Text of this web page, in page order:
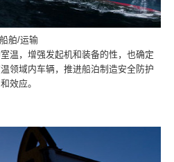
船舶/运输
温，增强发起机和装备的性，也确定
领域内车辆，推进船泊制造安全防护
和效应。